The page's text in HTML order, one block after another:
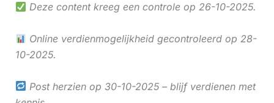
Deze content kreeg een controle op 26-10-2025.
Online verdienmogelijkheid gecontroleerd op 28-
10-2025.
Post herzien op 30-10-2025 – blijf verdienen met